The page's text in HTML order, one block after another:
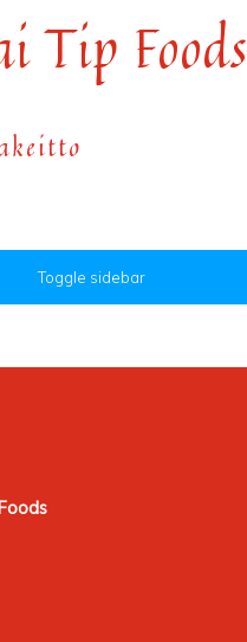
Tip Foods
Toggle sidebar